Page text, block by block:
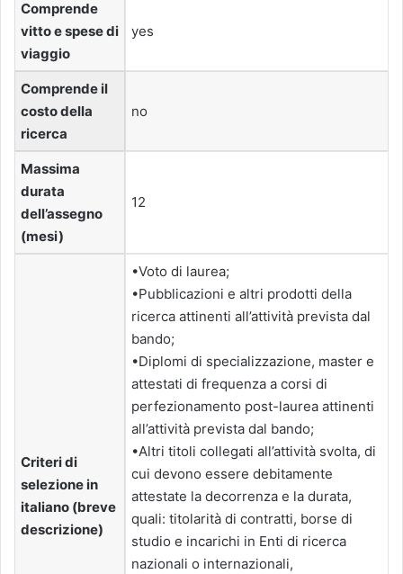
Comprende
vitto e spese di
viaggio
yes
Comprende il
costo della
ricerca
no
Massima
durata
dell’assegno
(mesi)
12
Criteri di
selezione in
italiano (breve
descrizione)
•Voto di laurea;
•Pubblicazioni e altri prodotti della
ricerca attinenti all’attività prevista dal
bando;
•Diplomi di specializzazione, master e
attestati di frequenza a corsi di
perfezionamento post-laurea attinenti
all’attività prevista dal bando;
•Altri titoli collegati all’attività svolta, di
cui devono essere debitamente
attestate la decorrenza e la durata,
quali: titolarità di contratti, borse di
studio e incarichi in Enti di ricerca
nazionali o internazionali,